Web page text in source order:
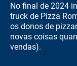
No final de 2024
truck de Pizza
os donos de
novas coisas
vendas).